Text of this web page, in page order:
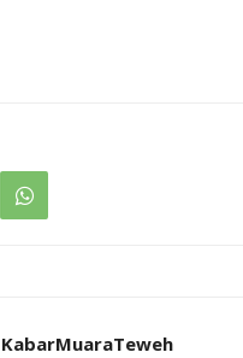
KabarMuaraTeweh